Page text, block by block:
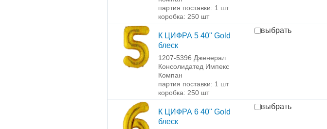
партия поставки: 1 шт
коробка: 250 шт
К ЦИФРА 5 40" Gold
блеск
1207-5396 Дженерал
Консолидатед Импекс
Компан
партия поставки: 1 шт
коробка: 250 шт
выбрать
К ЦИФРА 6 40" Gold
блеск
выбрать